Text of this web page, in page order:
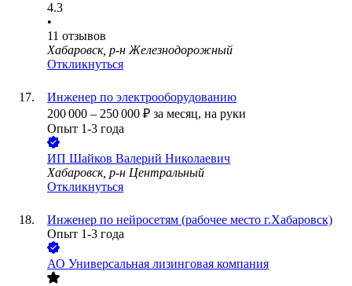
4.3
•
11 отзывов
Хабаровск, р-н Железнодорожный
Откликнуться
Инженер по электрооборудованию
200 000 – 250 000 ₽ за месяц, на руки
Опыт 1-3 года
ИП Шайков Валерий Николаевич
Хабаровск, р-н Центральный
Откликнуться
Инженер по нейросетям (рабочее место г.Хабаровск)
Опыт 1-3 года
АО Универсальная лизинговая компания